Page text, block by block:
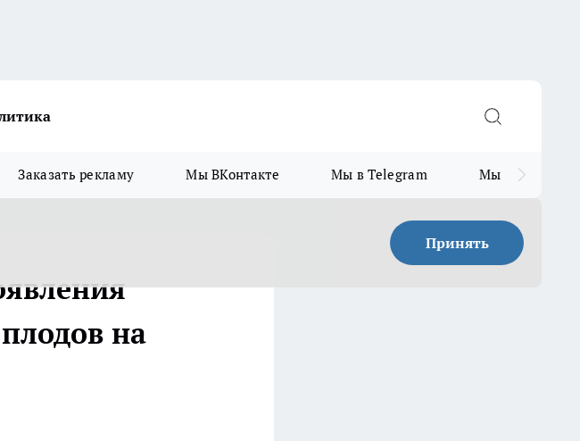
Заказать рекламу Мы ВКонтакте Мы в Telegram Мы в MAX
Принять
на